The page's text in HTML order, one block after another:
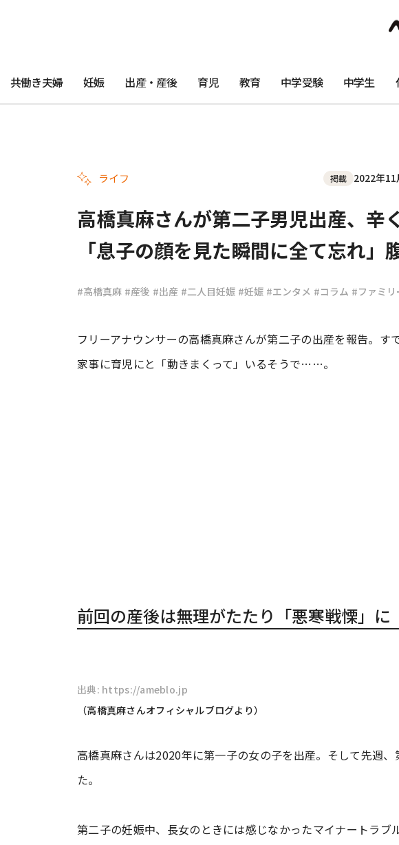
共働き夫婦 妊娠 出産・産後 育児 教育 中学受験 中学生
ライフ 掲載 2022年
高橋真麻さんが第二子男児出産、辛
「息子の顔を見た瞬間に全て忘れ」
#高橋真麻 #産後 #出産 #二人目妊娠 #妊娠 #エンタメ #コラム #ファミリ
フリーアナウンサーの高橋真麻さんが第二子の出産を報告。す
家事に育児にと「動きまくって」いるそうで……。
前回の産後は無理がたたり「悪寒戦慄」に
出典: https://ameblo.jp
（高橋真麻さんオフィシャルブログより）
高橋真麻さんは2020年に第一子の女の子を出産。そして先週
た。
第二子の妊娠中、長女のときには感じなかったマイナートラブ